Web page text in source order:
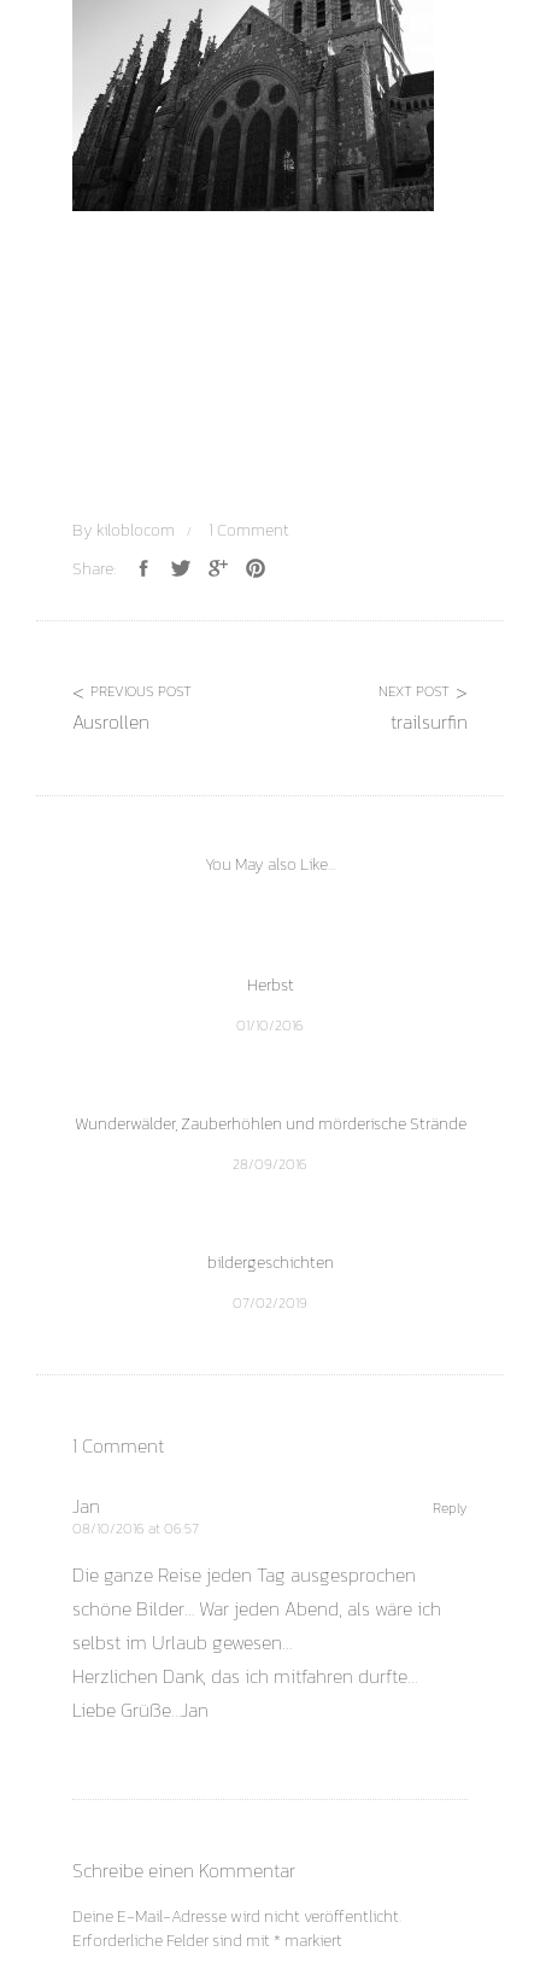
By kiloblocom
1 Comment
Share:
PREVIOUS POST
Ausrollen
NEXT POST
trailsurfin
You May also Like...
Herbst
01/10/2016
Wunderwälder, Zauberhöhlen und mörderische Strände
28/09/2016
bildergeschichten
07/02/2019
1 Comment
Reply
Jan
08/10/2016 at 06:57
Die ganze Reise jeden Tag ausgesprochen
schöne Bilder… War jeden Abend, als wäre ich
selbst im Urlaub gewesen…
Herzlichen Dank, das ich mitfahren durfte…
Liebe Grüße…Jan
Schreibe einen Kommentar
Deine E-Mail-Adresse wird nicht veröffentlicht.
Erforderliche Felder sind mit * markiert